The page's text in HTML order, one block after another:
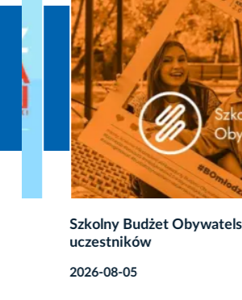
Szkolny Budżet Obywatelski w
uczestników
2026-08-05